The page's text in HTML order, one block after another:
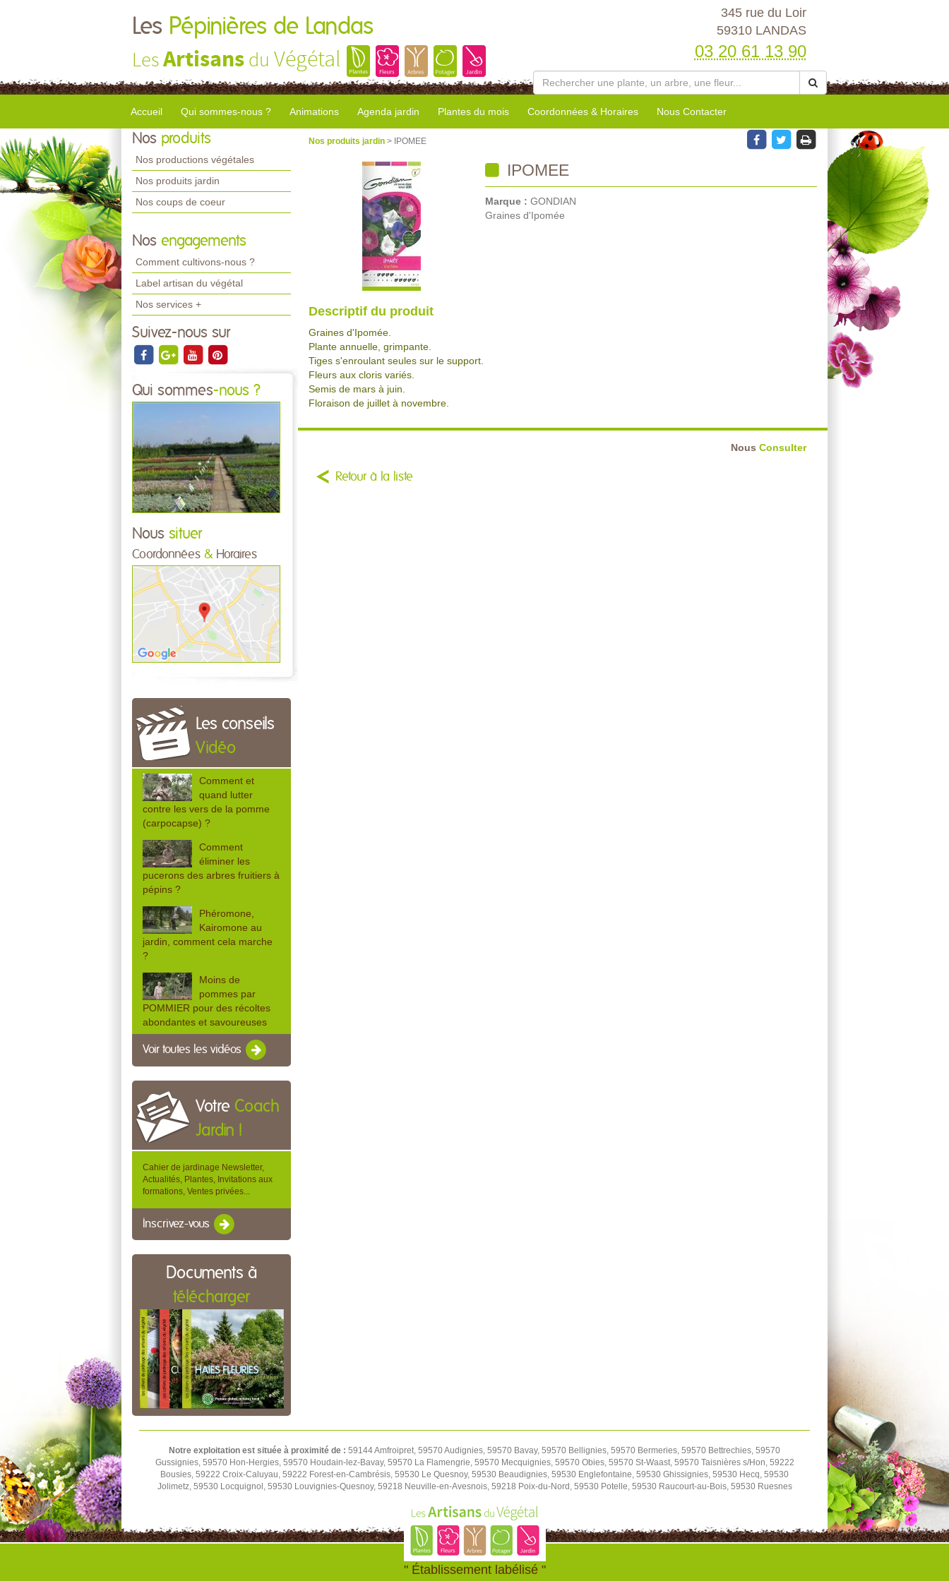
Les Pépinières de Landas
LesArtisans du Végétal
345 rue du Loir
59310 LANDAS
03 20 61 13 90
Accueil Qui sommes-nous ? Animations Agenda jardin Plantes du mois Coordonnées & Horaires Nous Contacter
Nos produits
Nos productions végétales
Nos produits jardin
Nos coups de coeur
Nos engagements
Comment cultivons-nous ?
Label artisan du végétal
Nos services +
Suivez-nous sur
Qui sommes-nous ?
Nous situer
Coordonnées & Horaires
Les conseils
Vidéo
Comment et
quand lutter
contre les vers de la pomme
(carpocapse) ?
Comment
éliminer les
pucerons des arbres fruitiers à
pépins ?
Phéromone,
Kairomone au
jardin, comment cela marche
?
Moins de
pommes par
POMMIER pour des récoltes
abondantes et savoureuses
Voir toutes les vidéos
Votre Coach
Jardin !
Cahier de jardinage Newsletter,
Actualités, Plantes, Invitations aux
formations, Ventes privées...
Inscrivez-vous
Documents à
télécharger
Nos produits jardin > IPOMEE
IPOMEE
Marque : GONDIAN
Graines d'Ipomée
Descriptif du produit
Graines d'Ipomée.
Plante annuelle, grimpante.
Tiges s'enroulant seules sur le support.
Fleurs aux cloris variés.
Semis de mars à juin.
Floraison de juillet à novembre.
Nous Consulter
Retour à la liste
Notre exploitation est située à proximité de : 59144 Amfroipret, 59570 Audignies, 59570 Bavay, 59570 Bellignies, 59570 Bermeries, 59570 Bettrechies, 59570
Gussignies, 59570 Hon-Hergies, 59570 Houdain-lez-Bavay, 59570 La Flamengrie, 59570 Mecquignies, 59570 Obies, 59570 St-Waast, 59570 Taisnières s/Hon, 59222
Bousies, 59222 Croix-Caluyau, 59222 Forest-en-Cambrésis, 59530 Le Quesnoy, 59530 Beaudignies, 59530 Englefontaine, 59530 Ghissignies, 59530 Hecq, 59530
Jolimetz, 59530 Locquignol, 59530 Louvignies-Quesnoy, 59218 Neuville-en-Avesnois, 59218 Poix-du-Nord, 59530 Potelle, 59530 Raucourt-au-Bois, 59530 Ruesnes
" Établissement labélisé "